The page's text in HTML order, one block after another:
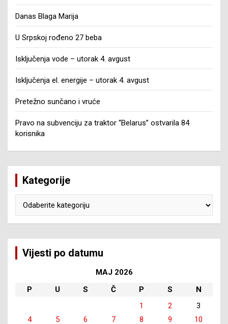
Danas Blaga Marija
U Srpskoj rođeno 27 beba
Isključenja vode – utorak 4. avgust
Isključenja el. energije – utorak 4. avgust
Pretežno sunčano i vruće
Pravo na subvenciju za traktor “Belarus” ostvarila 84
korisnika
Kategorije
Vijesti po datumu
MAJ 2026
P
U S Č P S
N
1
2
3
4
5 6 7 8 9
10